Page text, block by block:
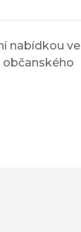
nabídkou ve
občanského